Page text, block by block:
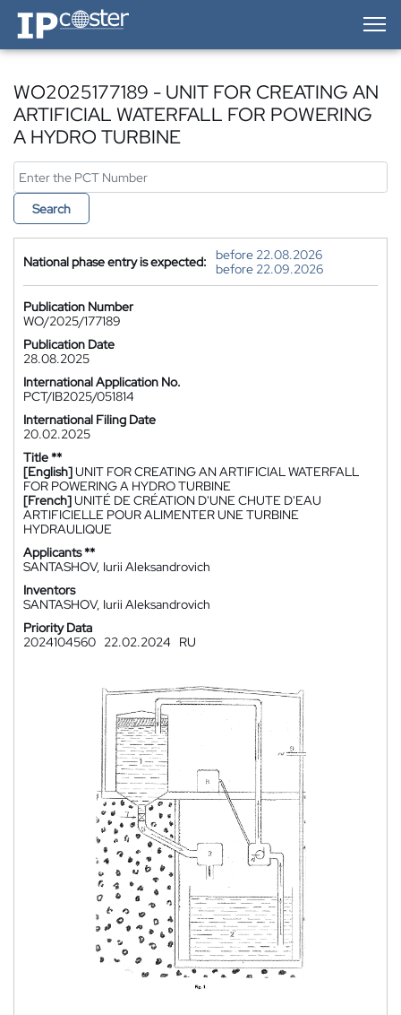
IP-Coster — Home
WO2025177189 - UNIT FOR CREATING AN
ARTIFICIAL WATERFALL FOR POWERING
A HYDRO TURBINE
Search
National phase entry is expected:
before 22.08.2026
before 22.09.2026
Publication Number
WO/2025/177189
Publication Date
28.08.2025
International Application No.
PCT/IB2025/051814
International Filing Date
20.02.2025
Title **
[English]UNIT FOR CREATING AN ARTIFICIAL WATERFALL
FOR POWERING A HYDRO TURBINE
[French]UNITÉ DE CRÉATION D'UNE CHUTE D'EAU
ARTIFICIELLE POUR ALIMENTER UNE TURBINE
HYDRAULIQUE
Applicants **
SANTASHOV, Iurii Aleksandrovich
Inventors
SANTASHOV, Iurii Aleksandrovich
Priority Data
2024104560 22.02.2024 RU